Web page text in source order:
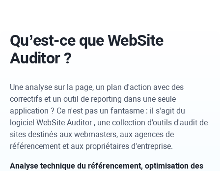
Qu’est-ce queWebSite
Auditor?
Une analyse sur la page, un plan d'action avec des
correctifs et un outil de reporting dans une seule
application ? Ce n'est pas un fantasme : il s'agit du
logiciel WebSite Auditor, une collection d'outils d'audit de
sites destinés aux webmasters, aux agences de
référencement et aux propriétaires d'entreprise.
Analyse technique du référencement, optimisation des